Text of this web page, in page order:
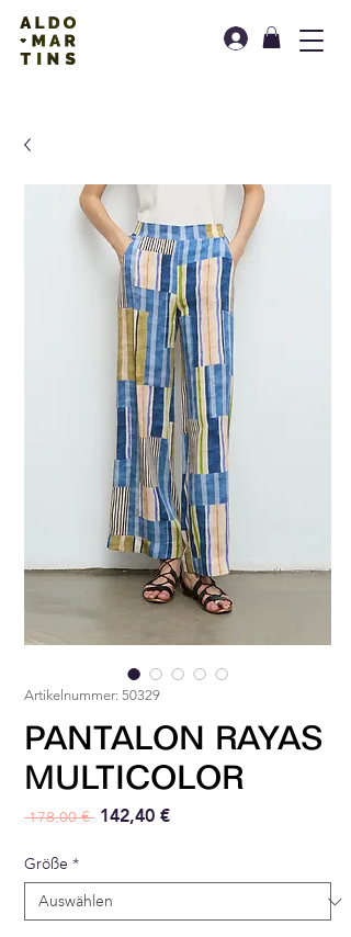
Artikelnummer: 50329
PANTALON RAYAS
MULTICOLOR
178,00 € Standardpreis
142,40 €Sale-Preis
Größe *